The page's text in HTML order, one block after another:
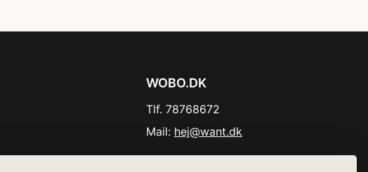
WOBO.DK
Tlf. 78768672
Mail: hej@want.dk